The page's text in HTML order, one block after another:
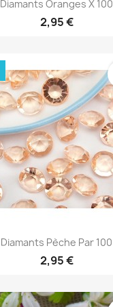
Diamants Oranges X 100
2,95 €
Diamants Pèche Par 100
2,95 €